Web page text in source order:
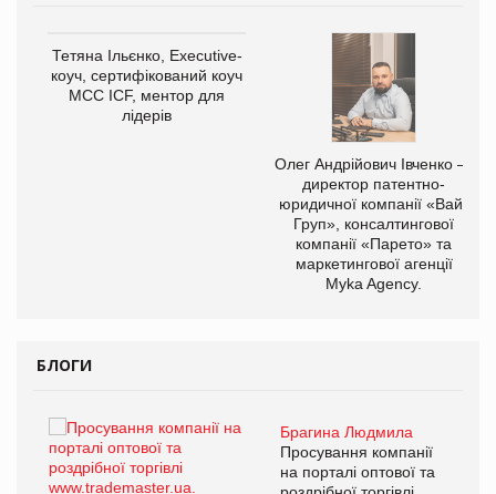
Тетяна Ільєнко, Executive-
коуч, сертифікований коуч
МСС ICF, ментор для
лідерів
Олег Андрійович Івченко —
директор патентно-
юридичної компанії «Вайз
Груп», консалтингової
компанії «Парето» та
маркетингової агенції
Myka Agency.
БЛОГИ
Брагина Людмила
Просування компанії
на порталі оптової та